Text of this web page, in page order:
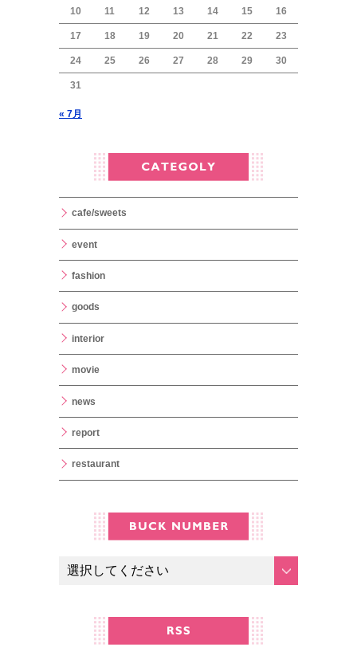
10 11 12 13 14 15 16
17 18 19 20 21 22 23
24 25 26 27 28 29 30
31
« 7月
cafe/sweets
event
fashion
goods
interior
movie
news
report
restaurant